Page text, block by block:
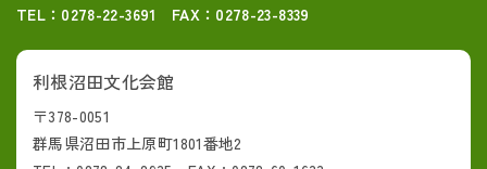
TEL：0278-22-3691 FAX：0278-23-8339
利根沼田文化会館
〒378-0051
群馬県沼田市上原町1801番地2